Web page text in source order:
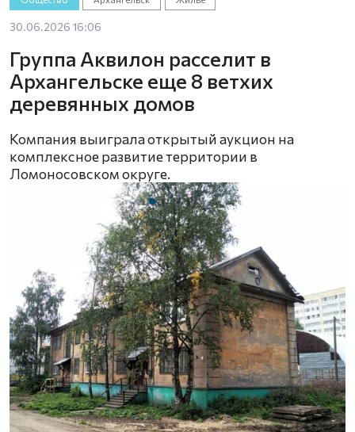
30.06.2026 16:06
Группа Аквилон расселит в
Архангельске еще 8 ветхих
деревянных домов
Компания выиграла открытый аукцион на
комплексное развитие территории в
Ломоносовском округе.